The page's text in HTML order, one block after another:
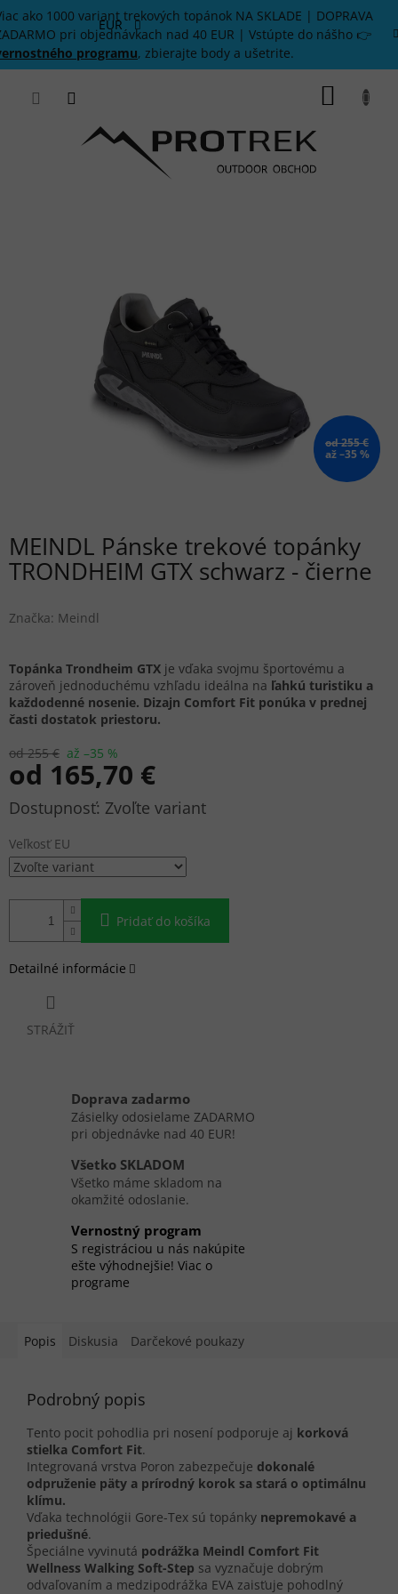
Prejsť
na
obsah
ako 1000 variant trekových topánok NA SKLADE | DOPRAVA
pri objednávkach nad 40 EUR | Vstúpte do nášho 👉
programu, zbierajte body a ušetrite.
EUR
od 255 €
až –35 %
MEINDL Pánske trekové topánky
TRONDHEIM GTX schwarz - čierne
Značka: Meindl
od 255 € až –35 %
od 165,70 €
Jednotková
Zvoľte variant
Veľkosť EU
Pridať do košíka
Topánka Trondheim GTX je vďaka svojmu športovému a
zároveň jednoduchému vzhľadu ideálna na ľahkú turistiku a
každodenné nosenie. Dizajn Comfort Fit ponúka v prednej
časti dostatok priestoru.
Detailné informácie
STRÁŽIŤ
Doprava zadarmo
Zásielky odosielame ZADARMO
pri objednávke nad 40 EUR!
Všetko SKLADOM
Všetko máme skladom na
okamžité odoslanie.
Vernostný program
S registráciou u nás nakúpite
ešte výhodnejšie! Viac o
programe
Popis Diskusia Darčekové poukazy
Podrobný popis
Tento pocit pohodlia pri nosení podporuje aj korková
stielka Comfort Fit.
Integrovaná vrstva Poron zabezpečuje dokonalé
odpruženie päty a prírodný korok sa stará o optimálnu
klímu.
Vďaka technológii Gore-Tex sú topánky nepremokavé a
priedušné.
Špeciálne vyvinutá podrážka Meindl Comfort Fit
Wellness Walking Soft-Step sa vyznačuje dobrým
odvaľovaním a medzipodrážka EVA zaisťuje pohodlný